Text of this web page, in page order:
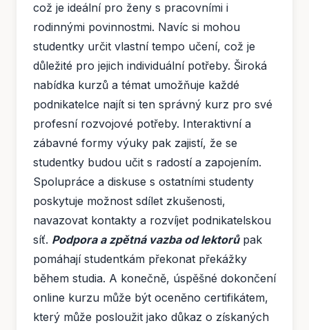
což je ideální pro ženy s pracovními i
rodinnými povinnostmi. Navíc si mohou
studentky určit vlastní tempo učení, což je
důležité pro jejich individuální potřeby. Široká
nabídka kurzů a témat umožňuje každé
podnikatelce najít si ten správný kurz pro své
profesní rozvojové potřeby. Interaktivní a
zábavné formy výuky pak zajistí, že se
studentky budou učit s radostí a zapojením.
Spolupráce a diskuse s ostatními studenty
poskytuje možnost sdílet zkušenosti,
navazovat kontakty a rozvíjet podnikatelskou
síť. Podpora a zpětná vazba od lektorůpak
pomáhají studentkám překonat překážky
během studia. A konečně, úspěšné dokončení
online kurzu může být oceněno certifikátem,
který může posloužit jako důkaz o získaných